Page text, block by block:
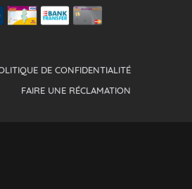
DE CONFIDENTIALITÉ
FAIRE UNE RÉCLAMATION